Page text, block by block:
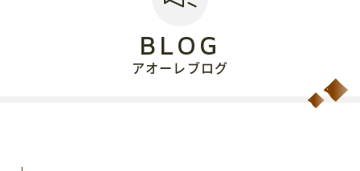
BLOG
アオーレブログ